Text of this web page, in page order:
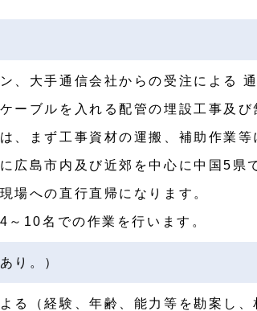
、大手通信会社からの受注による
ーブルを入れる配管の埋設工事及び
は、まず工事資材の運搬、補助作業
に広島市内及び近郊を中心に中国5
場への直行直帰になります。
～10名での作業を行います。
り。）
る（経験、年齢、能力等を勘案し、